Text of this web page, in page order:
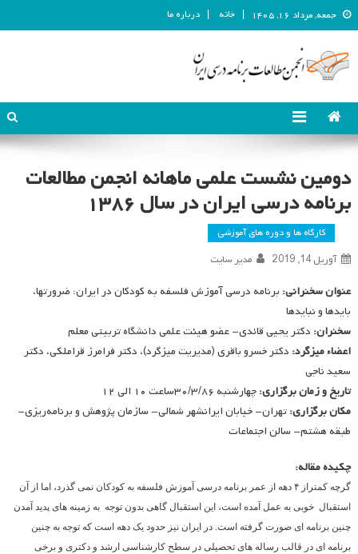
جمعه, مرداد ۱۶, ۱۴۰۵ خانه درباره ما
انجمن مطالعات برنامه درسی ایران
دومین نشست علمی ماهانه انجمن مطالعات
برنامه درسی ایران در سال ۱۳۸۶
کارگاه ها و دوره های آموزشی
آوریل 14, 2019 مدیر سایت
عنوان سخنرانی: برنامه درسی آموزش فلسفه به کودکان در ایران: ضرورتها،
بایدها و نبایدها
سخنران: دکتر یحیی قائدی- عضو هیئت علمی دانشگاه تربیتی معلم
اعضاء میزگرد: دکتر خسرو باقری (مدیریت میزگرد)، دکتر فرامرز قراملکی، دکتر
سعید ناجی
تاریخ و زمان برگزاری:چهارشنبه ۳۰/۳/۸۶ساعت ۱۰ الی ۱۲
مکان برگزاری:تهران- خیابان ایرانشهر شمالی- سازمان پژوهش و برنامه‌ریزی-
طبقه هشتم- سالن اجتماعات
چکیده مقاله:
گرچه کمتراز ۴ دهه از عمر برنامه درسی آموزش فلسفه به کودکان نمی گذرد، اما از آن
استقبال خوبی به عمل آمده است، این استقبال گاهی بدون توجه به زمینه های پدید آمدن
چنین برنامه ای صورت گرفته است. در ایران نیز حدود یک دهه است که توجه به چنین
برنامه ای در قالب رساله های تحصیلی در سطح کارشناسی ارشد و دکتری و برخی